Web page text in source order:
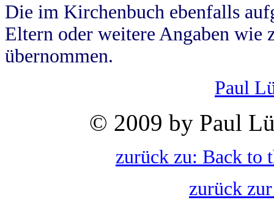
Die im Kirchenbuch ebenfalls
Eltern oder weitere Angaben wie
übernommen.
Paul
© 2009 by Paul
zurück zu: Back to
zurück